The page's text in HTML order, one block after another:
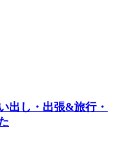
出し・出張&旅行・